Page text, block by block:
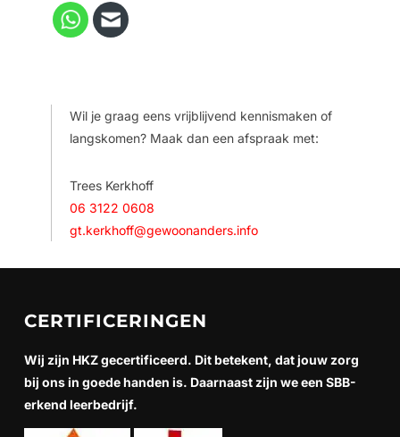
Wil je graag eens vrijblijvend kennismaken of
langskomen? Maak dan een afspraak met:
Trees Kerkhoff
06 3122 0608
gt.kerkhoff@gewoonanders.info
CERTIFICERINGEN
Wij zijn HKZ gecertificeerd. Dit betekent, dat jouw zorg
bij ons in goede handen is. Daarnaast zijn we een SBB-
erkend leerbedrijf.